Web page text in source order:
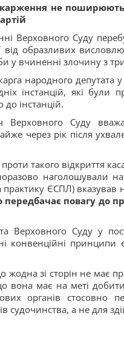
не
Верховного Суду
від образливих
у вчиненні злочину з
народного
інстанцій, які були
інстанцій.
Верховного Суду
через рік після
такого відкриття
наголошували
ЄСПЛ) вказував
передбачає повагу до
Верховного Суду у
конвенційні принципи
зі сторін не має
має на меті
органів стосовно
судочинства, а не для